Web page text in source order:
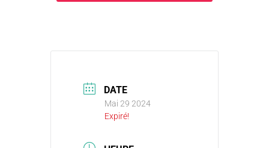
DATE
Mai 29 2024
Expiré!